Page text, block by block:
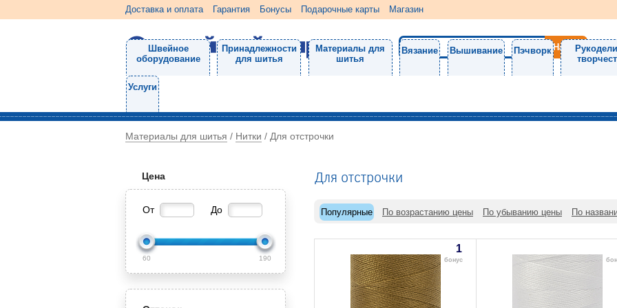
Доставка и оплата Гарантия Бонусы Подарочные карты Магазин
Швейное
оборудование
Принадлежности
для шитья
Материалы для
шитья
Вязание Вышивание Пэчворк
Услуги
Материалы для шитья / Нитки / Для отстрочки
Цена
От До
60 190
Для отстрочки
Популярные По возрастанию цены По убыванию цены По
1
бонус